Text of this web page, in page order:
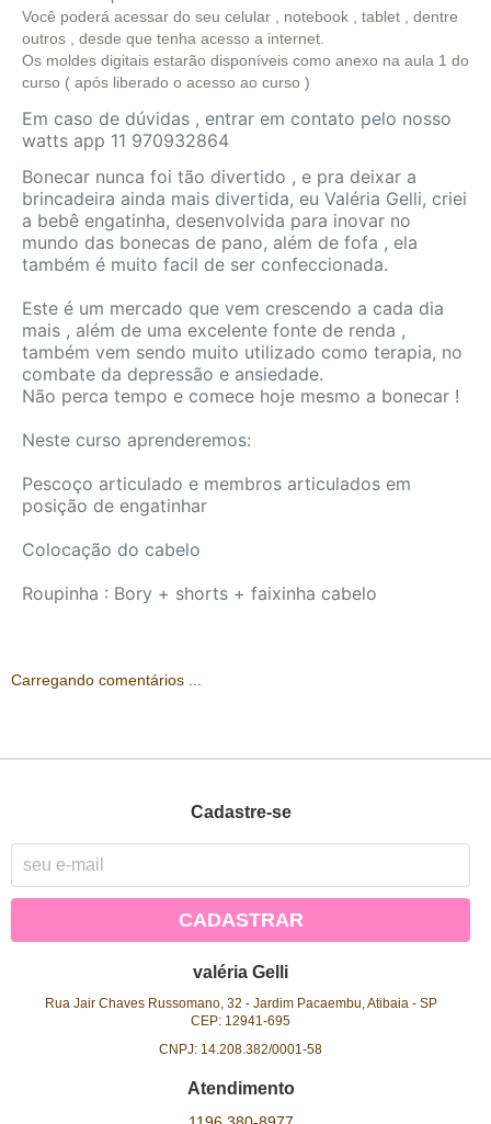
Você poderá acessar do seu celular , notebook , tablet , dentre
outros , desde que tenha acesso a internet.
Os moldes digitais estarão disponíveis como anexo na aula 1 do
curso ( após liberado o acesso ao curso )
Em caso de dúvidas , entrar em contato pelo nosso
watts app 11 970932864
Bonecar nunca foi tão divertido , e pra deixar a
brincadeira ainda mais divertida, eu Valéria Gelli, criei
a bebê engatinha, desenvolvida para inovar no
mundo das bonecas de pano, além de fofa , ela
também é muito facil de ser confeccionada.
Este é um mercado que vem crescendo a cada dia
mais , além de uma excelente fonte de renda ,
também vem sendo muito utilizado como terapia, no
combate da depressão e ansiedade.
Não perca tempo e comece hoje mesmo a bonecar !
Neste curso aprenderemos:
Pescoço articulado e membros articulados em
posição de engatinhar
Colocação do cabelo
Roupinha : Bory + shorts + faixinha cabelo
Carregando comentários ...
Cadastre-se
CADASTRAR
valéria Gelli
Rua Jair Chaves Russomano, 32 - Jardim Pacaembu, Atibaia - SP
CEP: 12941-695
CNPJ: 14.208.382/0001-58
Atendimento